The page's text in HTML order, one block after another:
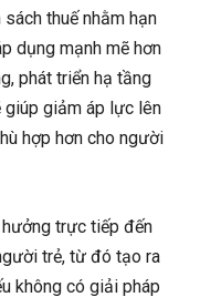
thuế nhằm hạn
dụng mạnh mẽ hơn
phát triển hạ tầng
giúp giảm áp lực lên
hợp hơn cho người
trực tiếp đến
trẻ, từ đó tạo ra
không có giải pháp